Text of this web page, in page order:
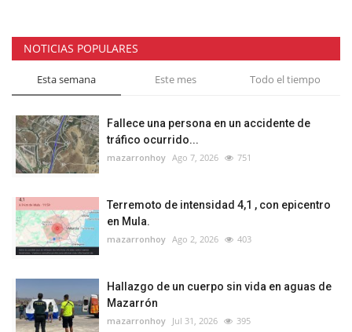
NOTICIAS POPULARES
Esta semana Este mes Todo el tiempo
Fallece una persona en un accidente de
tráfico ocurrido...
mazarronhoy Ago 7, 2026 751
Terremoto de intensidad 4,1 , con epicentro
en Mula.
mazarronhoy Ago 2, 2026 403
Hallazgo de un cuerpo sin vida en aguas de
Mazarrón
mazarronhoy Jul 31, 2026 395